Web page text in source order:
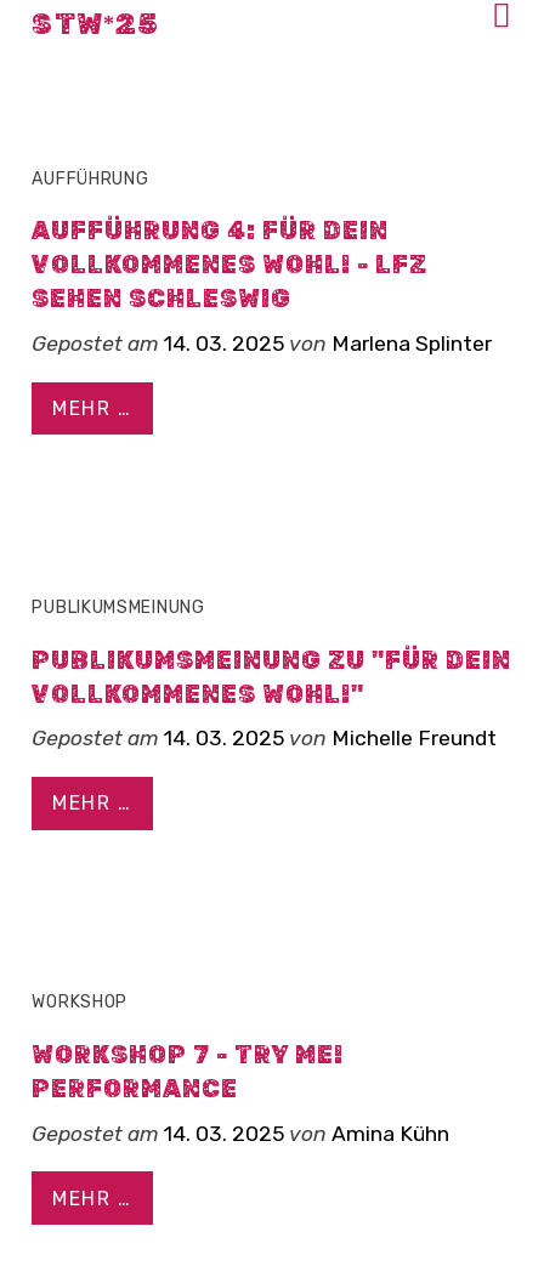
STW 25BLOG
AUFFÜHRUNG
AUFFÜHRUNG 4: FÜR DEIN
VOLLKOMMENES WOHL! - LFZ
SEHEN SCHLESWIG
Gepostet am 14. 03. 2025 von Marlena Splinter
MEHR …
PUBLIKUMSMEINUNG
PUBLIKUMSMEINUNG ZU "FÜR DEIN
VOLLKOMMENES WOHL!"
Gepostet am 14. 03. 2025 von Michelle Freundt
MEHR …
WORKSHOP
WORKSHOP 7 - TRY ME!
PERFORMANCE
Gepostet am 14. 03. 2025 von Amina Kühn
MEHR …